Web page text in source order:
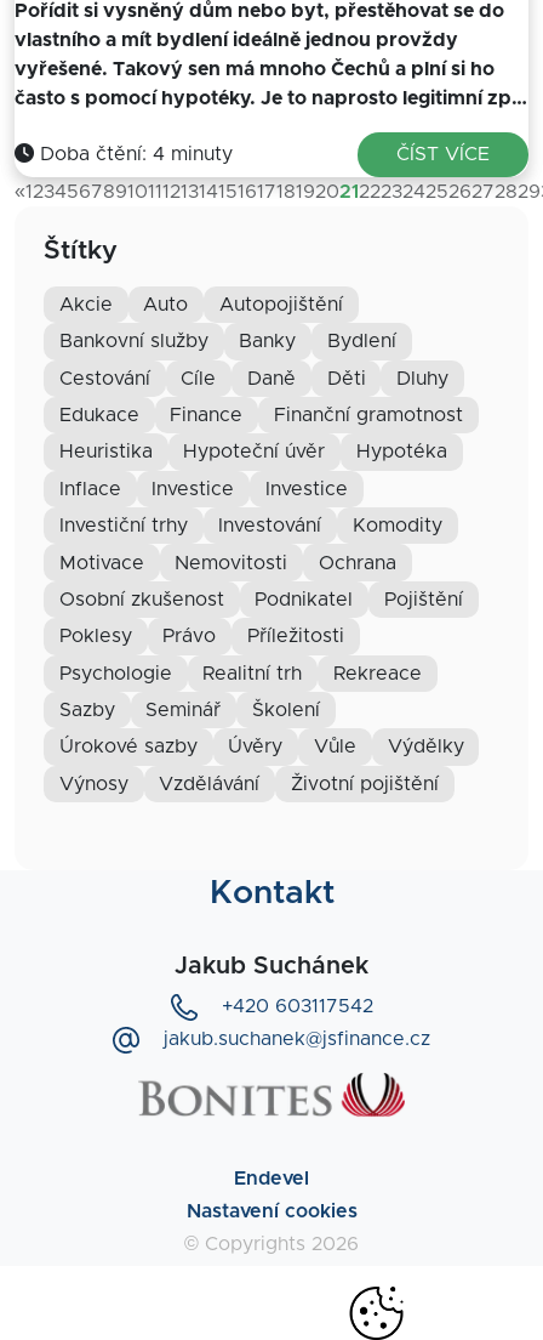
Pořídit si vysněný dům nebo byt, přestěhovat se do
vlastního a mít bydlení ideálně jednou provždy
vyřešené. Takový sen má mnoho Čechů a plní si ho
často s pomocí hypotéky. Je to naprosto legitimní zp…
Doba čtění: 4 minuty
ČÍST VÍCE
«1 23456789101112131415161718192021 2223242526272829
Štítky
akcie auto
autopojištění
bankovní služby
banky
bydlení
cestování
cíle daně děti
dluhy
edukace
finance
finanční gramotnost
heuristika
hypoteční úvěr
hypotéka
inflace
investice
Investice
investiční trhy
investování
komodity
motivace
nemovitosti
ochrana
osobní zkušenost
podnikatel
pojištění
poklesy
právo
příležitosti
psychologie
realitní trh
rekreace
sazby
seminář
školení
úrokové sazby
úvěry vůle
výdělky
výnosy
vzdělávání životní pojištění
Endevel
Nastavení cookies
© Copyrights 2026
Kontakt
Jakub Suchánek
+420 603117542
jakub.suchanek@jsfinance.cz